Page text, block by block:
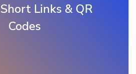
Links & QR
Codes